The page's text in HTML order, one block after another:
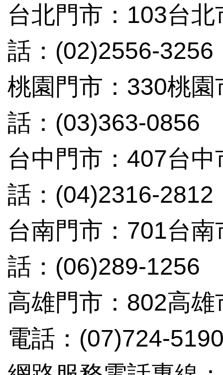
台北門市：103台
話：(02)2556-3256
桃園門市：330桃
話：(03)363-0856
台中門市：407台
話：(04)2316-2812
台南門市：701台
話：(06)289-1256
高雄門市：802高
電話：(07)724-